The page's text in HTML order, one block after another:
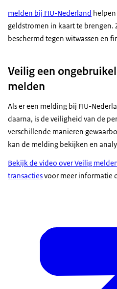
melden bij FIU-Nederland
geldstromen in kaart te brengen.
beschermd tegen witwassen en
Veilig een
melden
Als er een melding bij FIU-
daarna, is de veiligheid van de
verschillende manieren
kan de melding bekijken en
Bekijk de video over Veilig
transactiesvoor meer informatie